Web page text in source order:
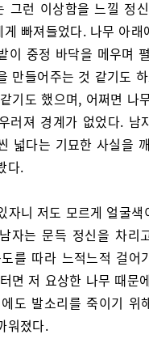
그런 이상함을 느낄 정
빠져들었다. 나무 아
이 중정 바닥을 메우며
만들어주는 것 같기도
기도 했으며, 어쩌면 나
러져 경계가 없었다. 남
넓다는 기묘한 사실을
다.
자니 저도 모르게 얼굴
자는 문득 정신을 차리
를 따라 느적느적 걸어
면 저 요상한 나무 때문
도 발소리를 죽이기 위
워졌다.